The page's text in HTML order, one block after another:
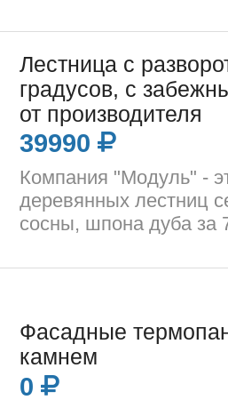
Лестница с
градусов, с
от производителя
39990
Компания "Модуль" -
деревянных лестниц
сосны, шпона дуба за
Фасадные
камнем
0